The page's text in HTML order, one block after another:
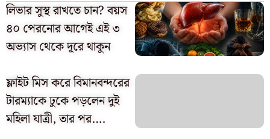
লিভার সুস্থ রাখতে চান? বয়স
৪০ পেরনোর আগেই এই ৩
অভ্যাস থেকে দূরে থাকুন
ফ্লাইট মিস করে বিমানবন্দরের
টারম্যাকে ঢুকে পড়লেন দুই
মহিলা যাত্রী, তার পর….